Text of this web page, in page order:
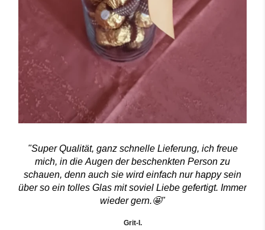
"Super Qualität, ganz schnelle Lieferung, ich freue
mich, in die Augen der beschenkten Person zu
schauen, denn auch sie wird einfach nur happy sein
über so ein tolles Glas mit soviel Liebe gefertigt. Immer
wieder gern.🤩"
Grit-I.